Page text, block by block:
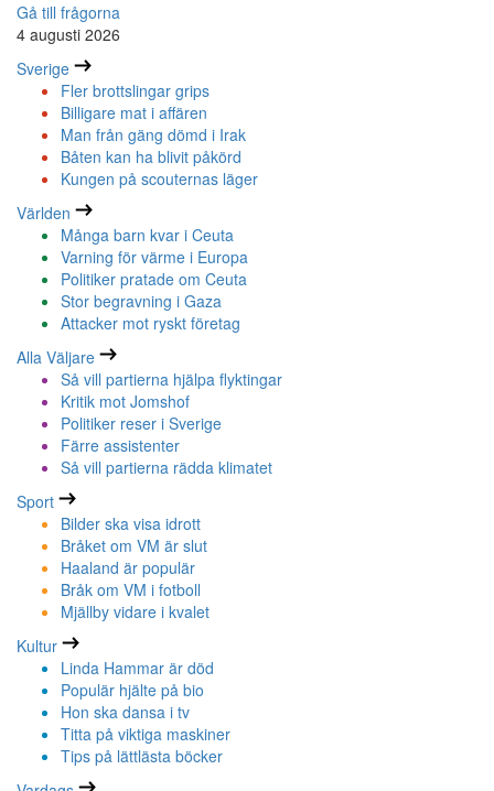
Gå till frågorna
4 augusti 2026
Sverige
Fler brottslingar grips
Billigare mat i affären
Man från gäng dömd i Irak
Båten kan ha blivit påkörd
Kungen på scouternas läger
Världen
Många barn kvar i Ceuta
Varning för värme i Europa
Politiker pratade om Ceuta
Stor begravning i Gaza
Attacker mot ryskt företag
Alla Väljare
Så vill partierna hjälpa flyktingar
Kritik mot Jomshof
Politiker reser i Sverige
Färre assistenter
Så vill partierna rädda klimatet
Sport
Bilder ska visa idrott
Bråket om VM är slut
Haaland är populär
Bråk om VM i fotboll
Mjällby vidare i kvalet
Kultur
Linda Hammar är död
Populär hjälte på bio
Hon ska dansa i tv
Titta på viktiga maskiner
Tips på lättlästa böcker